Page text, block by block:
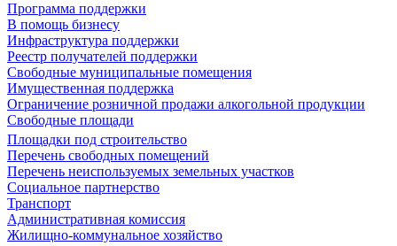
Программа поддержки
В помощь бизнесу
Инфраструктура поддержки
Реестр получателей поддержки
Свободные муниципальные помещения
Имущественная поддержка
Ограничение розничной продажи алкогольной продукции
Свободные площади
Площадки под строительство
Перечень свободных помещений
Перечень неиспользуемых земельных участков
Социальное партнерство
Транспорт
Административная комиссия
Жилищно-коммунальное хозяйство